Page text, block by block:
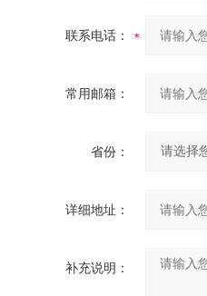
联系电话：
常用邮箱：
省份：
详细地址：
补充说明：